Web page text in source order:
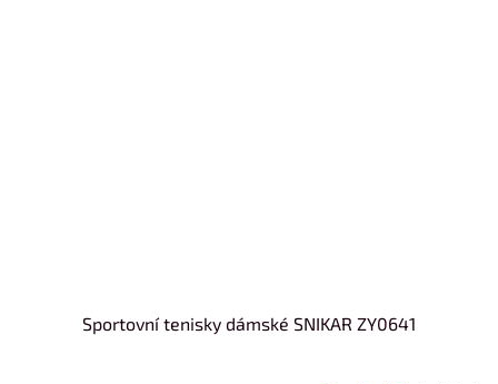
Sportovní tenisky dámské SNIKAR ZY0641